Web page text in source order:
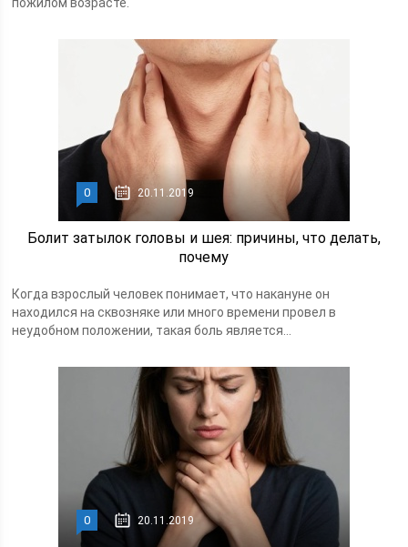
пожилом возрасте.
0 20.11.2019
Болит затылок головы и шея: причины, что делать,
почему
Когда взрослый человек понимает, что накануне он
находился на сквозняке или много времени провел в
неудобном положении, такая боль является...
0 20.11.2019